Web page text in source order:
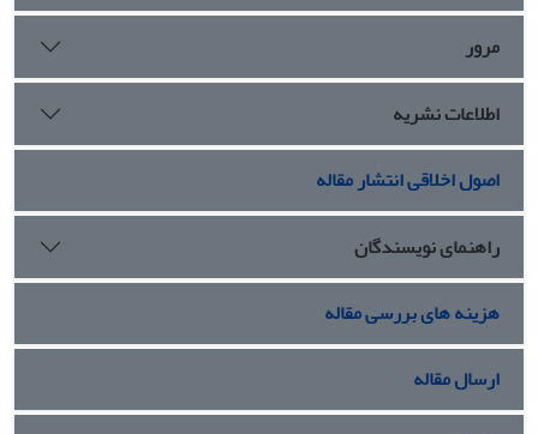
مرور
اطلاعات نشریه
اصول اخلاقی انتشار مقاله
راهنمای نویسندگان
هزینه های بررسی مقاله
ارسال مقاله